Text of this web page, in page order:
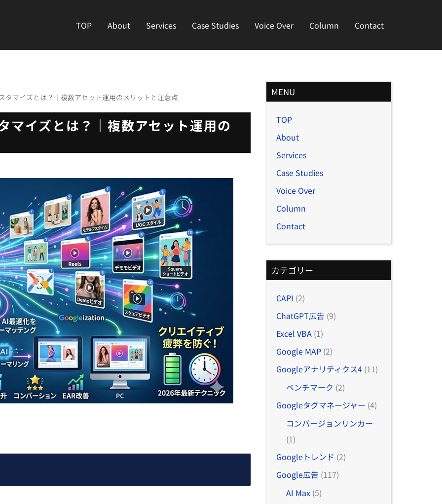
TOP About Services Case Studies Voice Over Column Contact
タマイズとは？｜複数アセット運用のメリットと注意点
マイズとは？｜複数アセット運用の
MENU
TOP
About
Services
Case Studies
Voice Over
Column
Contact
カテゴリー
CAPI (2)
ChatGPT広告 (9)
Excel VBA (1)
Google MAP (2)
Googleアナリティクス4 (11)
ベンチマーク (2)
Googleタグマネージャー (4)
コンバージョンリンカー
(1)
Googleトレンド (2)
Google広告 (117)
AI Max (5)
月
別
記
事